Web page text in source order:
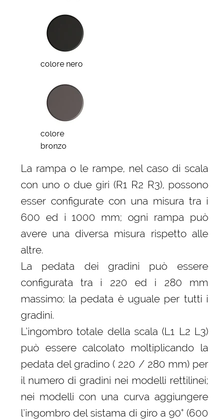
colore nero
colore
bronzo
La rampa o le rampe, nel caso di scala
con uno o due giri (R1 R2 R3), possono
esser configurate con una misura tra i
600 ed i 1000 mm; ogni rampa può
avere una diversa misura rispetto alle
altre.
La pedata dei gradini può essere
configurata tra i 220 ed i 280 mm
massimo; la pedata è uguale per tutti i
gradini.
L’ingombro totale della scala (L1 L2 L3)
può essere calcolato moltiplicando la
pedata del gradino ( 220 / 280 mm) per
il numero di gradini nei modelli rettilinei;
nei modelli con una curva aggiungere
l’ingombro del sistama di giro a 90° (600